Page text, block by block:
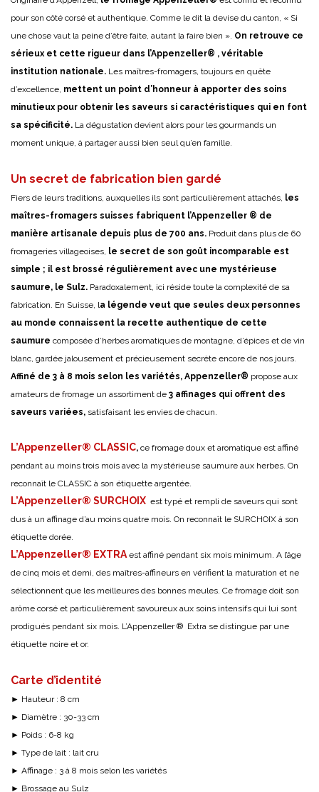
pour son côté corsé et authentique. Comme le dit la devise du canton, « Si
une chose vaut la peine d’être faite, autant la faire bien ». On retrouve ce
sérieux et cette rigueur dans l’Appenzeller® , véritable
institution nationale. Les maîtres-fromagers, toujours en quête
d’excellence, mettent un point d’honneur à apporter des soins
minutieux pour obtenir les saveurs si caractéristiques qui en font
sa spécificité. La dégustation devient alors pour les gourmands un
moment unique, à partager aussi bien seul qu’en famille.
Un secret de fabrication bien gardé
Fiers de leurs traditions, auxquelles ils sont particulièrement attachés, les
maîtres-fromagers suisses fabriquent l’Appenzeller ® de
manière artisanale depuis plus de 700 ans. Produit dans plus de 60
fromageries villageoises, le secret de son goût incomparable est
simple ; il est brossé régulièrement avec une mystérieuse
saumure, le Sulz. Paradoxalement, ici réside toute la complexité de sa
fabrication. En Suisse, la légende veut que seules deux personnes
au monde connaissent la recette authentique de cette
saumure composée d’herbes aromatiques de montagne, d’épices et de vin
blanc, gardée jalousement et précieusement secrète encore de nos jours.
Affiné de 3 à 8 mois selon les variétés, Appenzeller® propose aux
amateurs de fromage un assortiment de 3 affinages qui offrent des
saveurs variées, satisfaisant les envies de chacun.
L’Appenzeller® CLASSIC, ce fromage doux et aromatique est affiné
pendant au moins trois mois avec la mystérieuse saumure aux herbes. On
reconnaît le CLASSIC à son étiquette argentée.
L’Appenzeller® SURCHOIX est typé et rempli de saveurs qui sont
dus à un affinage d’au moins quatre mois. On reconnaît le SURCHOIX à son
étiquette dorée.
L’Appenzeller® EXTRAest affiné pendant six mois minimum. A l’âge
de cinq mois et demi, des maîtres-affineurs en vérifient la maturation et ne
sélectionnent que les meilleures des bonnes meules. Ce fromage doit son
arôme corsé et particulièrement savoureux aux soins intensifs qui lui sont
prodigués pendant six mois. L’Appenzeller ® Extra se distingue par une
étiquette noire et or.
Carte d’identité
► Hauteur : 8 cm
► Diamètre : 30-33 cm
► Poids : 6-8 kg
► Type de lait : lait cru
► Affinage : 3 à 8 mois selon les variétés
► Brossage au Sulz